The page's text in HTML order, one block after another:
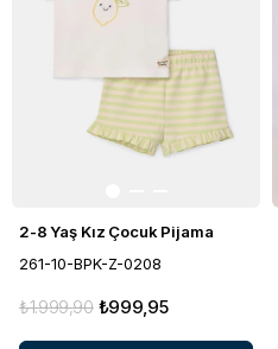
2-8 Yaş Kız Çocuk Pijama
261-10-BPK-Z-0208
₺999,95
₺1.999,90